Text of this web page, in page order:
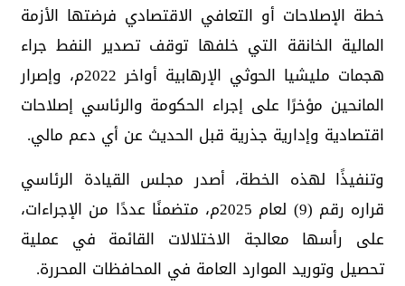
خطة الإصلاحات أو التعافي الاقتصادي فرضتها الأزمة
المالية الخانقة التي خلفها توقف تصدير النفط جراء
هجمات مليشيا الحوثي الإرهابية أواخر 2022م، وإصرار
المانحين مؤخرًا على إجراء الحكومة والرئاسي إصلاحات
اقتصادية وإدارية جذرية قبل الحديث عن أي دعم مالي.
وتنفيذًا لهذه الخطة، أصدر مجلس القيادة الرئاسي
قراره رقم (9) لعام 2025م، متضمنًا عددًا من الإجراءات،
على رأسها معالجة الاختلالات القائمة في عملية
تحصيل وتوريد الموارد العامة في المحافظات المحررة.